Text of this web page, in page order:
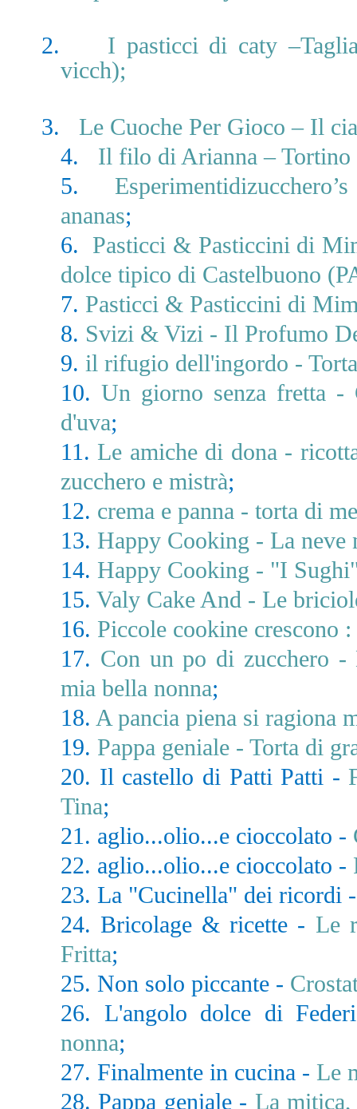
2.
I pasticci di caty
vicch);
3.
Le Cuoche Per Gioco – Il
4.
Il filo di Arianna – Tortino
5.
ananas;
6. Pasticci & Pasticcini di
dolce tipico di Castelbuono
7. Pasticci & Pasticcini di
8. Svizi & Vizi - Il Profumo
9. il rifugio dell'ingordo -
10. Un giorno senza fretta -
d'uva;
11. Le amiche di dona -
zucchero e mistrà;
12. crema e panna - torta di
13. Happy Cooking - La neve
14. Happy Cooking - "I
15. Valy Cake And - Le
16. Piccole cookine crescono
17. Con un po di zucchero -
mia bella nonna;
18. A pancia piena si ragiona
19. Pappa geniale - Torta di
20. Il castello di Patti Patti -
Tina;
21. aglio...olio...e cioccolato -
22. aglio...olio...e cioccolato -
23. La "Cucinella" dei ricordi
24. Bricolage & ricette - Le
Fritta;
25. Non solo piccante -
26. L'angolo dolce di
nonna;
27. Finalmente in cucina - Le
28. Pappa geniale - La